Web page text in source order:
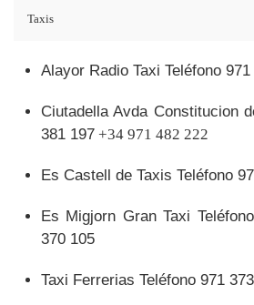
Taxis
Alayor Radio Taxi Teléfono 971
Ciutadella Avda Constitucion
381 197 +34 971 482 222
Es Castell de Taxis Teléfono
Es Migjorn Gran Taxi
370 105
Taxi Ferrerias Teléfono 971